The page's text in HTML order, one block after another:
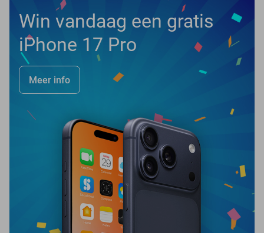
Win vandaag een gratis
iPhone 17 Pro
Meer info